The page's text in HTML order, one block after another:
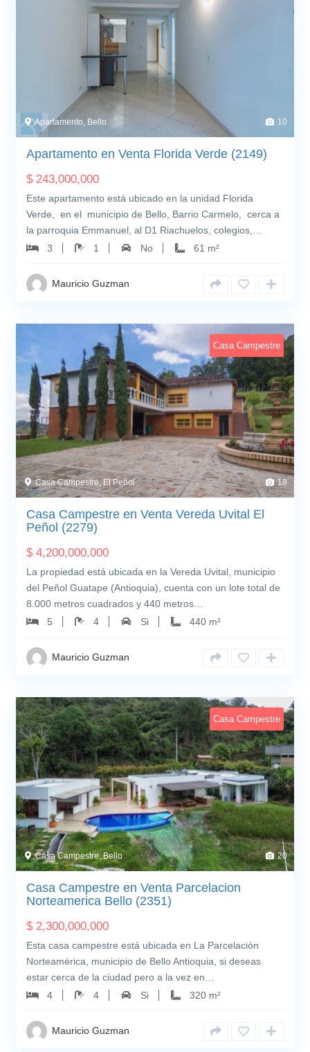
Apartamento, Bello 10
Apartamento en Venta Florida Verde (2149)
$ 243,000,000
Este apartamento está ubicado en la unidad Florida
Verde, en el municipio de Bello, Barrio Carmelo, cerca a
la parroquia Emmanuel, al D1 Riachuelos, colegios,…
3
1 No 61 m²
Mauricio Guzman
Casa Campestre
Casa Campestre, El Peñol 18
Casa Campestre en Venta Vereda Uvital El
Peñol (2279)
$ 4,200,000,000
La propiedad está ubicada en la Vereda Uvital, municipio
del Peñol Guatape (Antioquia), cuenta con un lote total de
8.000 metros cuadrados y 440 metros…
5
4 Si 440 m²
Mauricio Guzman
Casa Campestre
Casa Campestre, Bello 20
Casa Campestre en Venta Parcelacion
Norteamerica Bello (2351)
$ 2,300,000,000
Esta casa campestre está ubicada en La Parcelación
Norteamérica, municipio de Bello Antioquia, si deseas
estar cerca de la ciudad pero a la vez en…
4
4 Si 320 m²
Mauricio Guzman